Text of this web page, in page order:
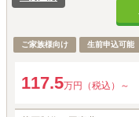
ご家族様向け 生前申込可能
117.5万円（税込）～